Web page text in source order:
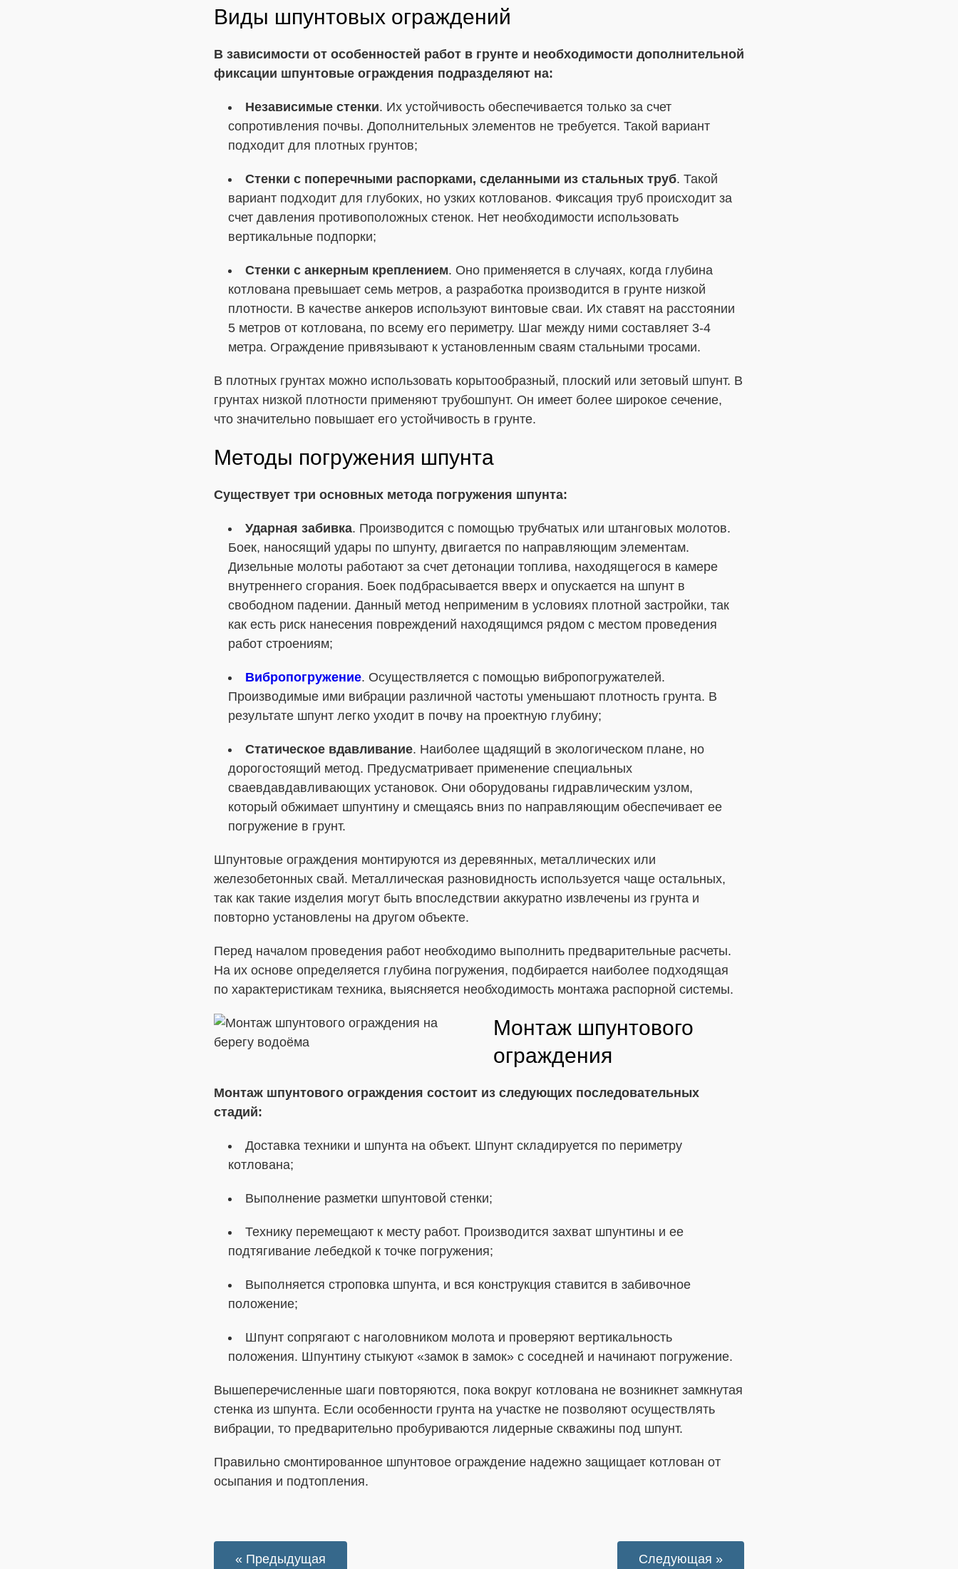
Виды шпунтовых ограждений
В зависимости от особенностей работ в грунте и необходимости дополнительной
фиксации шпунтовые ограждения подразделяют на:
Независимые стенки. Их устойчивость обеспечивается только за счет
сопротивления почвы. Дополнительных элементов не требуется. Такой вариант
подходит для плотных грунтов;
Стенки с поперечными распорками, сделанными из стальных труб. Такой
вариант подходит для глубоких, но узких котлованов. Фиксация труб происходит за
счет давления противоположных стенок. Нет необходимости использовать
вертикальные подпорки;
Стенки с анкерным креплением. Оно применяется в случаях, когда глубина
котлована превышает семь метров, а разработка производится в грунте низкой
плотности. В качестве анкеров используют винтовые сваи. Их ставят на расстоянии
5 метров от котлована, по всему его периметру. Шаг между ними составляет 3-4
метра. Ограждение привязывают к установленным сваям стальными тросами.
В плотных грунтах можно использовать корытообразный, плоский или зетовый шпунт. В
грунтах низкой плотности применяют трубошпунт. Он имеет более широкое сечение,
что значительно повышает его устойчивость в грунте.
Методы погружения шпунта
Существует три основных метода погружения шпунта:
Ударная забивка. Производится с помощью трубчатых или штанговых молотов.
Боек, наносящий удары по шпунту, двигается по направляющим элементам.
Дизельные молоты работают за счет детонации топлива, находящегося в камере
внутреннего сгорания. Боек подбрасывается вверх и опускается на шпунт в
свободном падении. Данный метод неприменим в условиях плотной застройки, так
как есть риск нанесения повреждений находящимся рядом с местом проведения
работ строениям;
Вибропогружение. Осуществляется с помощью вибропогружателей.
Производимые ими вибрации различной частоты уменьшают плотность грунта. В
результате шпунт легко уходит в почву на проектную глубину;
Статическое вдавливание. Наиболее щадящий в экологическом плане, но
дорогостоящий метод. Предусматривает применение специальных
сваевдавдавливающих установок. Они оборудованы гидравлическим узлом,
который обжимает шпунтину и смещаясь вниз по направляющим обеспечивает ее
погружение в грунт.
Шпунтовые ограждения монтируются из деревянных, металлических или
железобетонных свай. Металлическая разновидность используется чаще остальных,
так как такие изделия могут быть впоследствии аккуратно извлечены из грунта и
повторно установлены на другом объекте.
Перед началом проведения работ необходимо выполнить предварительные расчеты.
На их основе определяется глубина погружения, подбирается наиболее подходящая
по характеристикам техника, выясняется необходимость монтажа распорной системы.
Монтаж шпунтового
ограждения
Монтаж шпунтового ограждения состоит из следующих последовательных
стадий:
Доставка техники и шпунта на объект. Шпунт складируется по периметру
котлована;
Выполнение разметки шпунтовой стенки;
Технику перемещают к месту работ. Производится захват шпунтины и ее
подтягивание лебедкой к точке погружения;
Выполняется строповка шпунта, и вся конструкция ставится в забивочное
положение;
Шпунт сопрягают с наголовником молота и проверяют вертикальность
положения. Шпунтину стыкуют «замок в замок» с соседней и начинают погружение.
Вышеперечисленные шаги повторяются, пока вокруг котлована не возникнет замкнутая
стенка из шпунта. Если особенности грунта на участке не позволяют осуществлять
вибрации, то предварительно пробуриваются лидерные скважины под шпунт.
Правильно смонтированное шпунтовое ограждение надежно защищает котлован от
осыпания и подтопления.
« Предыдущая Следующая »